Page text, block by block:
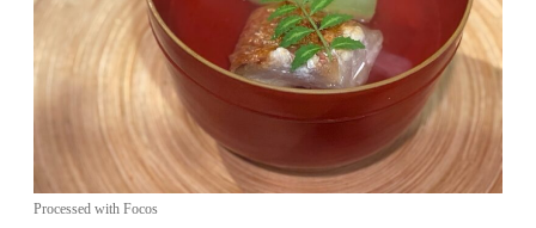
Processed with Focos